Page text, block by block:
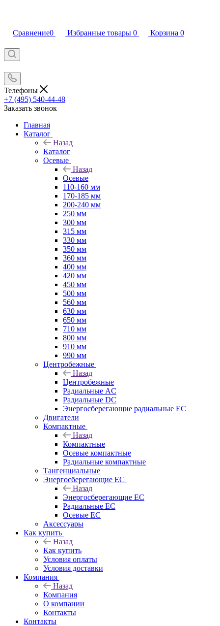
Сравнение0 Избранные товары 0 Корзина 0
Телефоны
+7 (495) 540-44-48
Заказать звонок
Главная
Каталог
Назад
Каталог
Осевые
Назад
Осевые
110-160 мм
170-185 мм
200-240 мм
250 мм
300 мм
315 мм
330 мм
350 мм
360 мм
400 мм
420 мм
450 мм
500 мм
560 мм
630 мм
650 мм
710 мм
800 мм
910 мм
990 мм
Центробежные
Назад
Центробежные
Радиальные AC
Радиальные DC
Энергосберегающие радиальные EC
Двигатели
Компактные
Назад
Компактные
Осевые компактные
Радиальные компактные
Тангенциальные
Энергосберегающие EC
Назад
Энергосберегающие EC
Радиальные EC
Осевые EC
Аксессуары
Как купить
Назад
Как купить
Условия оплаты
Условия доставки
Компания
Назад
Компания
О компании
Контакты
Контакты